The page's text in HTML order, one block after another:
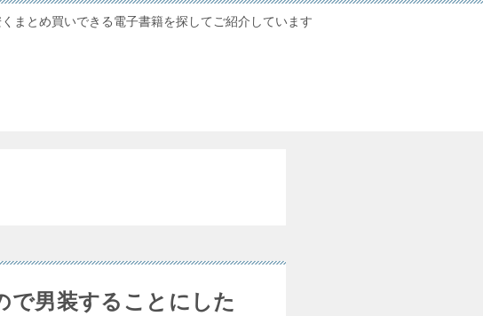
まとめ買いできる電子書籍を探してご紹介しています
で男装することにした